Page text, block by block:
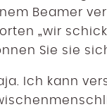
Beamer
„wir
Sie sie
Ich kann